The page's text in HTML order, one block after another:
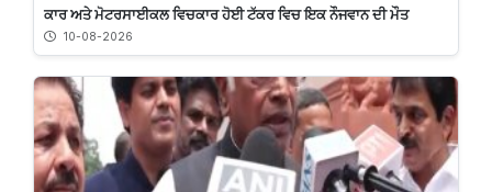
ਕਾਰ ਅਤੇ ਮੋਟਰਸਾਈਕਲ ਵਿਚਕਾਰ ਹੋਈ ਟੱਕਰ ਵਿਚ ਇਕ ਨੌਜਵਾਨ ਦੀ ਮੌਤ
10-08-2026